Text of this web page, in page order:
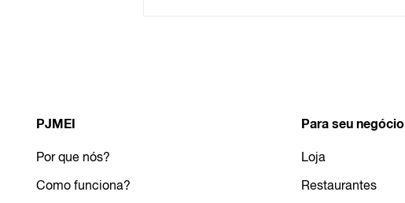
PJMEI
Por que nós?
Como funciona?
Para seu negócio
Loja
Restaurantes